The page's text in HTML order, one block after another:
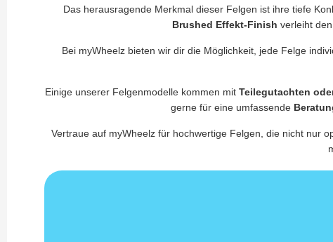
Das herausragende Merkmal dieser Felgen ist ihre tiefe
Brushed Effekt-Finish verleiht
Bei myWheelz bieten wir dir die Möglichkeit, jede Felge
Einige unserer Felgenmodelle kommen mit Teilegutachten
gerne für eine umfassende
Vertraue auf myWheelz für hochwertige Felgen, die nicht nur